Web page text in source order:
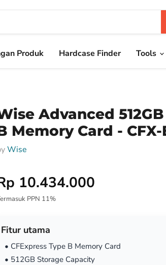
Produk Hardcase Finder Tools
Advanced
Memory Card -
Wise
Special
10.434.000
PPN 11%
Fitur utama
• CFExpress Type B Memory Card
• 512GB Storage Capacity